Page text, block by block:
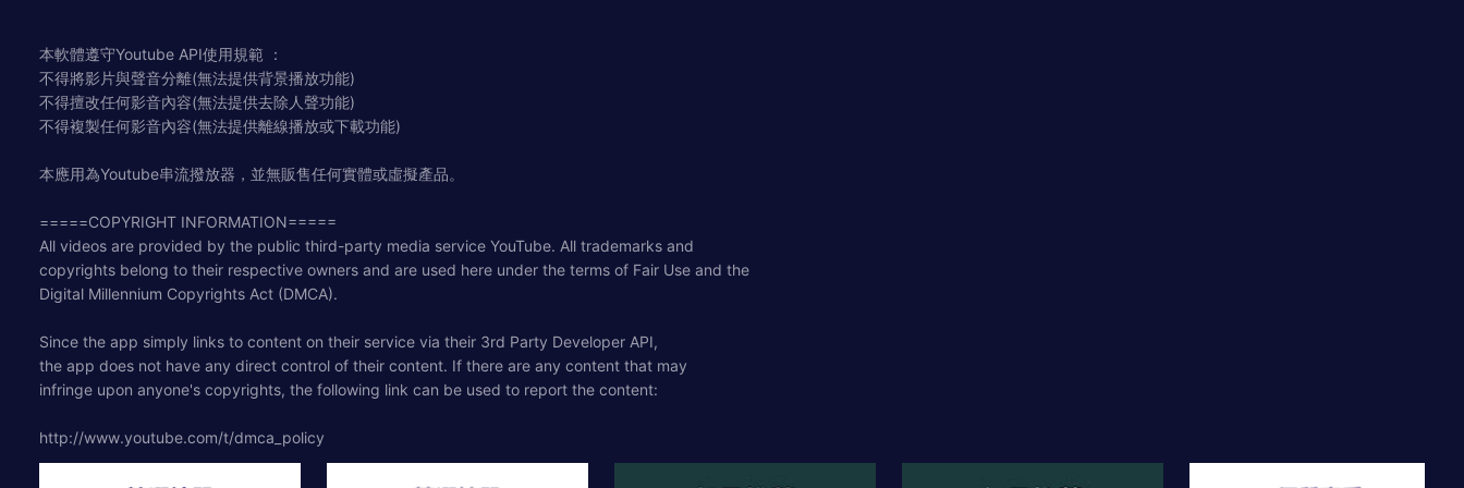
本軟體遵守Youtube API使用規範 ：
不得將影片與聲音分離(無法提供背景播放功能)
不得擅改任何影音內容(無法提供去除人聲功能)
不得複製任何影音內容(無法提供離線播放或下載功能)
本應用為Youtube串流撥放器，並無販售任何實體或虛擬產品。
=====COPYRIGHT INFORMATION=====
All videos are provided by the public third-party media service YouTube. All tr​​ademarks and
copyrights belong to their respective owners and are used here under the terms of Fair Use and the
Digital Millennium Copyrights Act (DMCA).
Since the app simply links to content on their service via their 3rd Party Developer API,
the app does not have any direct control of their content. If there are any content that may
infringe upon anyone's copyrights, the following link can be used to report the content:
http://www.youtube.com/t/dmca_policy